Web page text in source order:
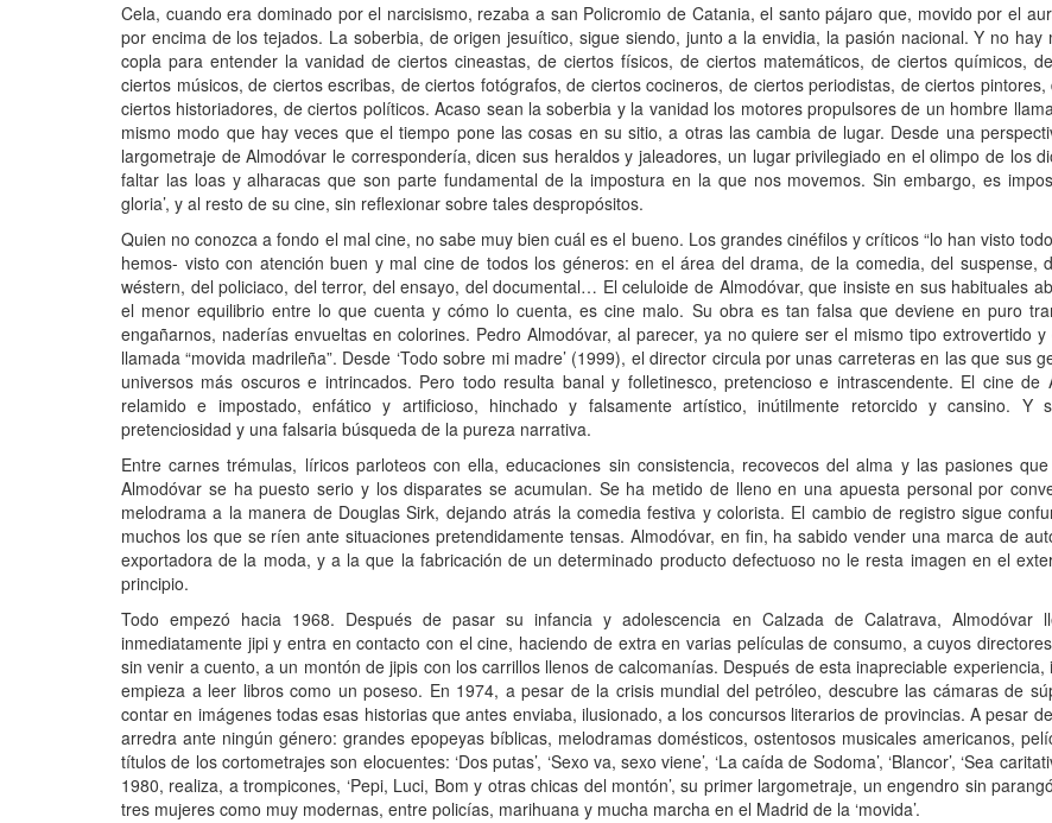
Cela, cuando era dominado por el narcisismo, rezaba a san Policromio de Catania, el santo pájaro que, movido por el
por encima de los tejados. La soberbia, de origen jesuítico, sigue siendo, junto a la envidia, la pasión nacional. Y no hay
copla para entender la vanidad de ciertos cineastas, de ciertos físicos, de ciertos matemáticos, de ciertos químicos,
ciertos músicos, de ciertos escribas, de ciertos fotógrafos, de ciertos cocineros, de ciertos periodistas, de ciertos
ciertos historiadores, de ciertos políticos. Acaso sean la soberbia y la vanidad los motores propulsores de un hombre
mismo modo que hay veces que el tiempo pone las cosas en su sitio, a otras las cambia de lugar. Desde una
largometraje de Almodóvar le correspondería, dicen sus heraldos y jaleadores, un lugar privilegiado en el olimpo de los
faltar las loas y alharacas que son parte fundamental de la impostura en la que nos movemos. Sin embargo, es
gloria’, y al resto de su cine, sin reflexionar sobre tales despropósitos.
Quien no conozca a fondo el mal cine, no sabe muy bien cuál es el bueno. Los grandes cinéfilos y críticos “lo han visto
hemos- visto con atención buen y mal cine de todos los géneros: en el área del drama, de la comedia, del suspense,
wéstern, del policiaco, del terror, del ensayo, del documental… El celuloide de Almodóvar, que insiste en sus habituales
el menor equilibrio entre lo que cuenta y cómo lo cuenta, es cine malo. Su obra es tan falsa que deviene en puro
engañarnos, naderías envueltas en colorines. Pedro Almodóvar, al parecer, ya no quiere ser el mismo tipo extrovertido
llamada “movida madrileña”. Desde ‘Todo sobre mi madre’ (1999), el director circula por unas carreteras en las que sus
universos más oscuros e intrincados. Pero todo resulta banal y folletinesco, pretencioso e intrascendente. El cine de
relamido e impostado, enfático y artificioso, hinchado y falsamente artístico, inútilmente retorcido y cansino. Y
pretenciosidad y una falsaria búsqueda de la pureza narrativa.
Entre carnes trémulas, líricos parloteos con ella, educaciones sin consistencia, recovecos del alma y las pasiones
Almodóvar se ha puesto serio y los disparates se acumulan. Se ha metido de lleno en una apuesta personal por
melodrama a la manera de Douglas Sirk, dejando atrás la comedia festiva y colorista. El cambio de registro sigue
muchos los que se ríen ante situaciones pretendidamente tensas. Almodóvar, en fin, ha sabido vender una marca de
exportadora de la moda, y a la que la fabricación de un determinado producto defectuoso no le resta imagen en el
principio.
Todo empezó hacia 1968. Después de pasar su infancia y adolescencia en Calzada de Calatrava, Almodóvar
inmediatamente jipi y entra en contacto con el cine, haciendo de extra en varias películas de consumo, a cuyos
sin venir a cuento, a un montón de jipis con los carrillos llenos de calcomanías. Después de esta inapreciable
empieza a leer libros como un poseso. En 1974, a pesar de la crisis mundial del petróleo, descubre las cámaras de
contar en imágenes todas esas historias que antes enviaba, ilusionado, a los concursos literarios de provincias. A pesar
arredra ante ningún género: grandes epopeyas bíblicas, melodramas domésticos, ostentosos musicales americanos,
títulos de los cortometrajes son elocuentes: ‘Dos putas’, ‘Sexo va, sexo viene’, ‘La caída de Sodoma’, ‘Blancor’, ‘Sea
1980, realiza, a trompicones, ‘Pepi, Luci, Bom y otras chicas del montón’, su primer largometraje, un engendro sin
tres mujeres como muy modernas, entre policías, marihuana y mucha marcha en el Madrid de la ‘movida’.